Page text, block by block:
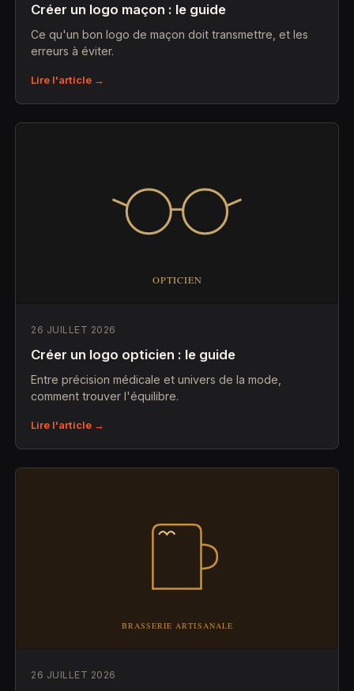
Créer un logo maçon : le guide
Ce qu'un bon logo de maçon doit transmettre, et les
erreurs à éviter.
Lire l'article →
26 JUILLET 2026
Créer un logo opticien : le guide
Entre précision médicale et univers de la mode,
comment trouver l'équilibre.
Lire l'article →
26 JUILLET 2026